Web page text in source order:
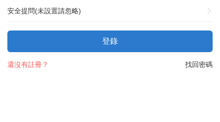
安全提問(未設置請忽略)
登錄
找回密碼
還沒有註冊？